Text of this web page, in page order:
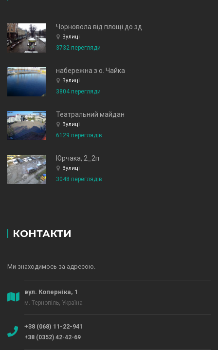
Чорновола від площі до зд
Вулиці
3732 перегляди
набережна з о. Чайка
Вулиці
3804 перегляди
Театральний майдан
Вулиці
6129 переглядів
Юрчака, 2_2п
Вулиці
3048 переглядів
КОНТАКТИ
Ми знаходимось за адресою.
вул. Коперніка, 1
м. Тернопіль, Україна
+38 (068) 11-22-941
+38 (0352) 42-42-69